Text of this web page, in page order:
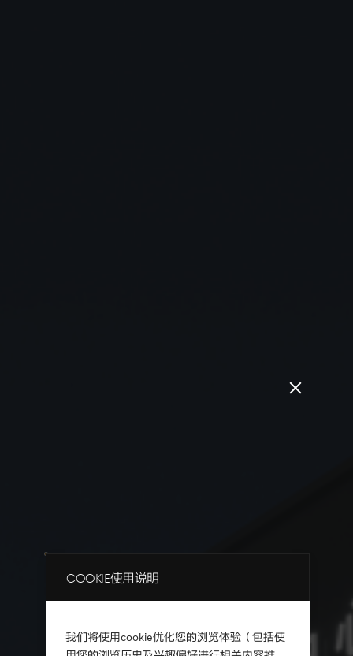
Cookie使用说明
我们将使用cookie优化您的浏览体验（包括使